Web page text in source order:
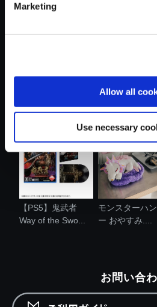
Marketing
Allow all
Use necessary
モンスターハ
【PS5】鬼武者
Way of the Swo...
モンスターハ
ー おやすみ....
お問い合